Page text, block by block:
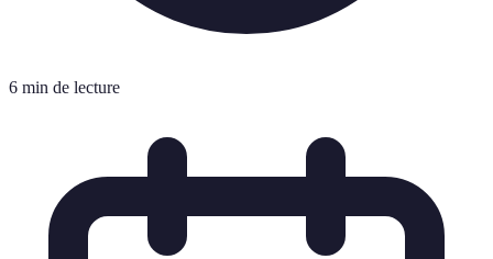
6 min de lecture